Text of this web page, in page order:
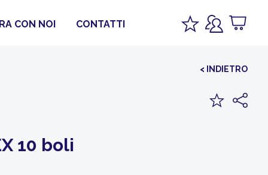
CON NOI CONTATTI
< INDIETRO
10 boli